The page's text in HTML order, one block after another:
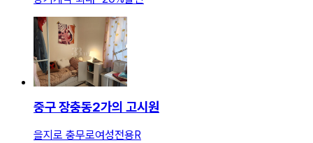
중구 장충동2가의 고시원
을지로 충무로여성전용R